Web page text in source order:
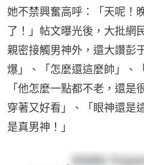
她不禁興奮高呼：「天呢！
了！」帖文曝光後，大批網
親密接觸男神外，還大讚彭
爆」、「怎麼還這麼帥」、
「他怎麼一點都不老，還是
穿著又好看」、「眼神還是
是真男神！」